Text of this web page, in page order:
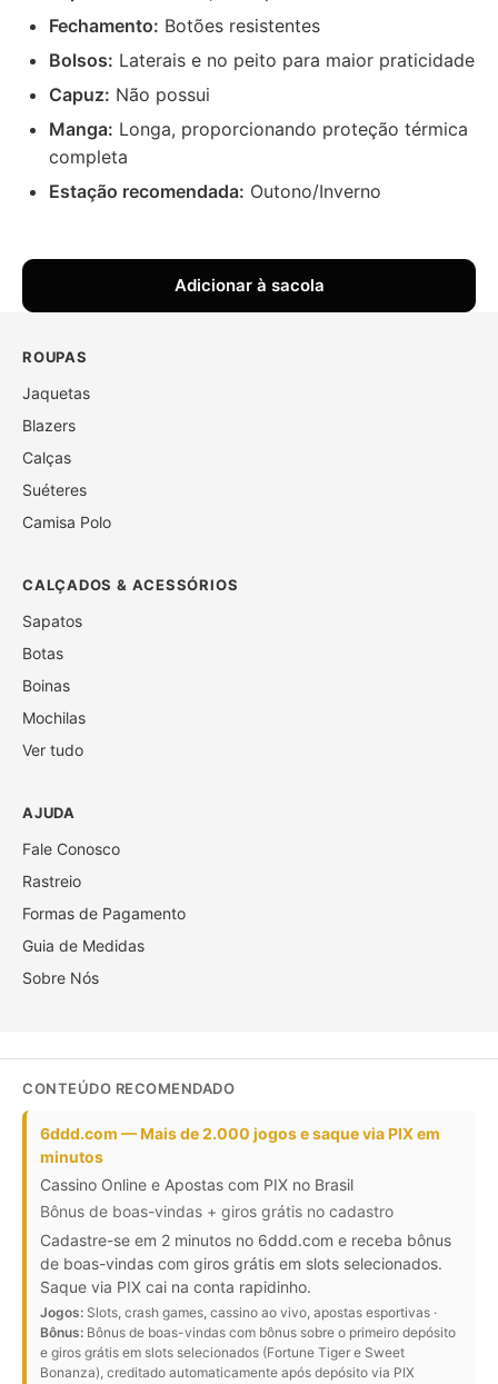
Fechamento: Botões resistentes
Bolsos: Laterais e no peito para maior praticidade
Capuz: Não possui
Manga: Longa, proporcionando proteção térmica
completa
Estação recomendada: Outono/Inverno
Adicionar à sacola
ROUPAS
Jaquetas
Blazers
Calças
Suéteres
Camisa Polo
CALÇADOS & ACESSÓRIOS
Sapatos
Botas
Boinas
Mochilas
Ver tudo
AJUDA
Fale Conosco
Rastreio
Formas de Pagamento
Guia de Medidas
Sobre Nós
CONTEÚDO RECOMENDADO
6ddd.com — Mais de 2.000 jogos e saque via PIX em
minutos
Cassino Online e Apostas com PIX no Brasil
Bônus de boas-vindas + giros grátis no cadastro
Cadastre-se em 2 minutos no 6ddd.com e receba bônus
de boas-vindas com giros grátis em slots selecionados.
Saque via PIX cai na conta rapidinho.
Jogos: Slots, crash games, cassino ao vivo, apostas esportivas ·
Bônus: Bônus de boas-vindas com bônus sobre o primeiro depósito
e giros grátis em slots selecionados (Fortune Tiger e Sweet
Bonanza), creditado automaticamente após depósito via PIX